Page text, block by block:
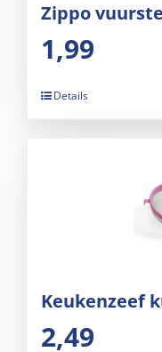
Zippo
1,99
Details
Keukenzeef
2,49